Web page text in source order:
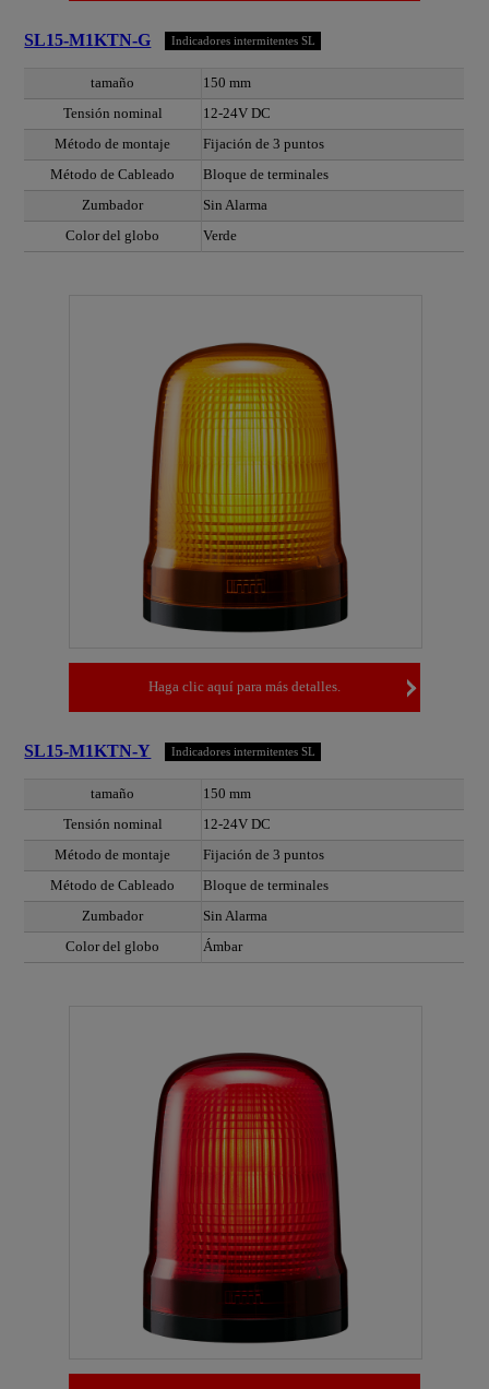
SL15-M1KTN-G Indicadores intermitentes SL
tamaño
150 mm
Tensión nominal
12-24V DC
Método de montaje
Fijación de 3 puntos
Método de Cableado
Bloque de terminales
Zumbador
Sin Alarma
Color del globo
Verde
Haga clic aquí para más detalles.
SL15-M1KTN-Y Indicadores intermitentes SL
tamaño
150 mm
Tensión nominal
12-24V DC
Método de montaje
Fijación de 3 puntos
Método de Cableado
Bloque de terminales
Zumbador
Sin Alarma
Color del globo
Ámbar